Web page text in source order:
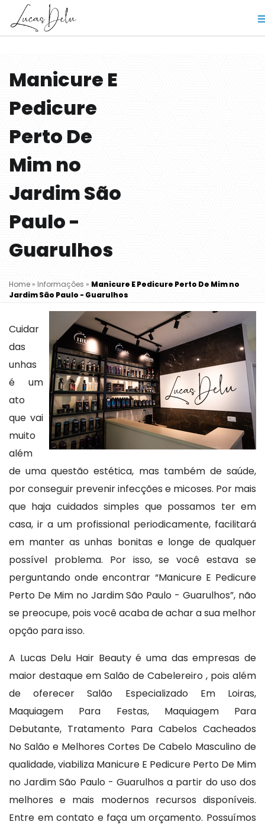
Manicure E
Pedicure
Perto De
Mim no
Jardim São
Paulo -
Guarulhos
Home» Informações » Manicure E Pedicure Perto De Mim no
Jardim São Paulo - Guarulhos
Cuidar
das
unhas
é um
ato
que vai
muito
além
de uma questão estética, mas também de saúde,
por conseguir prevenir infecções e micoses. Por mais
que haja cuidados simples que possamos ter em
casa, ir a um profissional periodicamente, facilitará
em manter as unhas bonitas e longe de qualquer
possível problema. Por isso, se você estava se
perguntando onde encontrar “Manicure E Pedicure
Perto De Mim no Jardim São Paulo - Guarulhos”, não
se preocupe, pois você acaba de achar a sua melhor
opção para isso.
A Lucas Delu Hair Beauty é uma das empresas de
maior destaque em Salão de Cabelereiro , pois além
de oferecer Salão Especializado Em Loiras,
Maquiagem Para Festas, Maquiagem Para
Debutante, Tratamento Para Cabelos Cacheados
No Salão e Melhores Cortes De Cabelo Masculino de
qualidade, viabiliza Manicure E Pedicure Perto De Mim
no Jardim São Paulo - Guarulhos a partir do uso dos
melhores e mais modernos recursos disponíveis.
Entre em contato e faça um orçamento. Possuímos